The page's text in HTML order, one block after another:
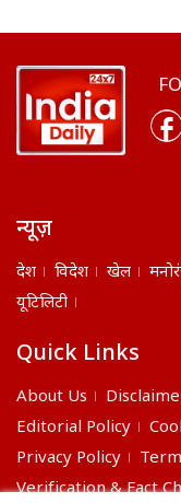
न्यूज़
देश विदेश खेल
यूटिलिटी
Quick Links
About Us
Editorial Policy
Privacy Policy
Verification & Fact